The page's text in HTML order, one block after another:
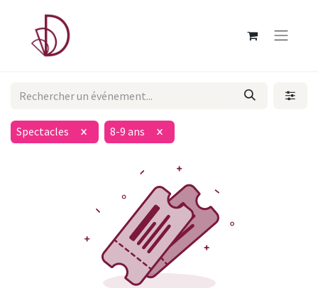
Spectacles × 8-9 ans ×